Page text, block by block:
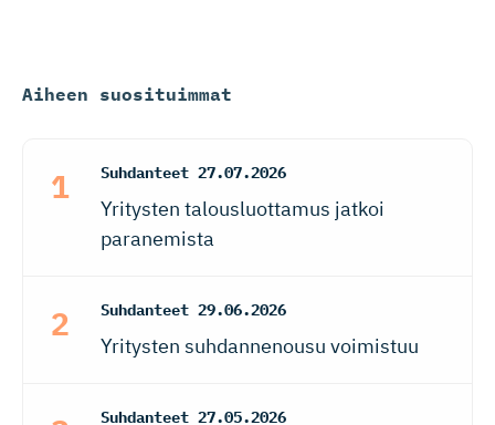
Aiheen suosituimmat
Suhdanteet 27.07.2026
Yritysten talousluottamus jatkoi
paranemista
Suhdanteet 29.06.2026
Yritysten suhdannenousu voimistuu
Suhdanteet 27.05.2026